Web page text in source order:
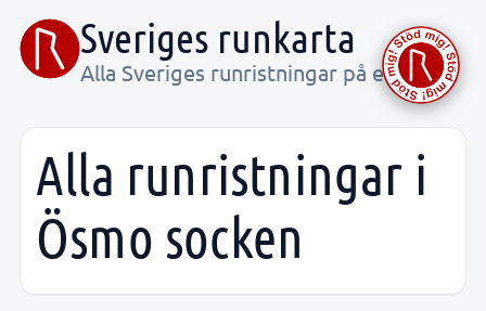
Sveriges runkarta
Alla Sveriges runristningar på ett ställe
Alla runristningar i
Ösmo socken